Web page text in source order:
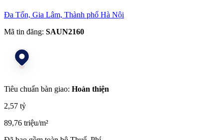
Đa Tốn, Gia Lâm, Thành phố Hà Nội
Mã tin đăng: SAUN2160
Tiêu chuẩn bàn giao: Hoàn thiện
2,57 tỷ
89,76 triệu/m²